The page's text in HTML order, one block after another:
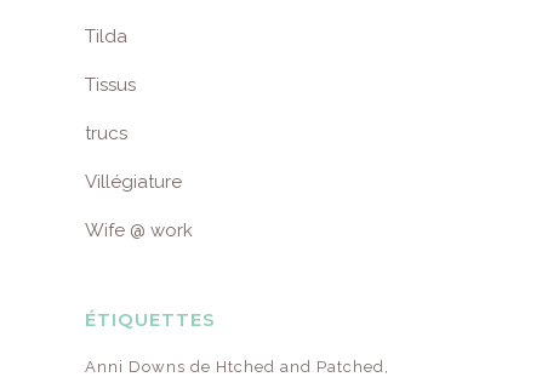
Tilda
Tissus
trucs
Villégiature
Wife @ work
ÉTIQUETTES
Anni Downs de Htched and Patched